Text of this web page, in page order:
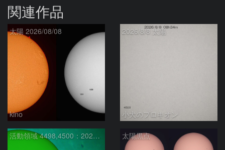
関連作品
太陽 2026/08/08
kino
2026/8/8 太陽
小犬のプロキオン
活動領域 4498,4500：2026/08/08 太陽黒点